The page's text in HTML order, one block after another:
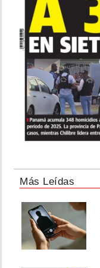
Más Leídas